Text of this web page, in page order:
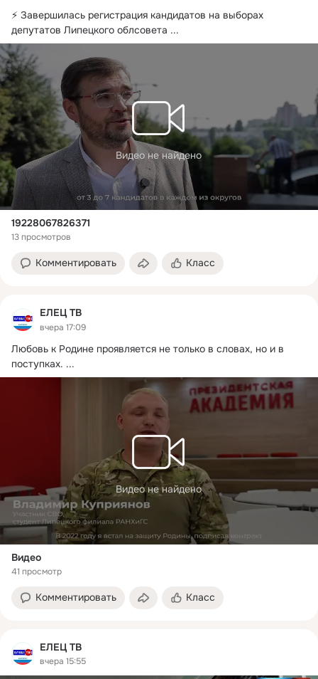
⚡️ Завершилась регистрация кандидатов на выборах
депутатов Липецкого облсовета ...
Видео не найдено
19228067826371
13 просмотров
Комментировать Класс
ЕЛЕЦ ТВ
вчера 17:09
Любовь к Родине проявляется не только в словах, но и в
поступках. ...
Видео не найдено
Видео
41 просмотр
Комментировать Класс
ЕЛЕЦ ТВ
вчера 15:55